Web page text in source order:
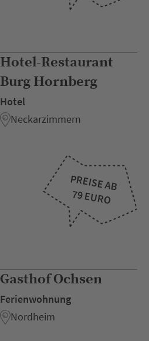
Hotel-Restaurant
Burg Hornberg
Hotel
Neckarzimmern
PREISE AB
79 EURO
Gasthof Ochsen
Ferienwohnung
Nordheim